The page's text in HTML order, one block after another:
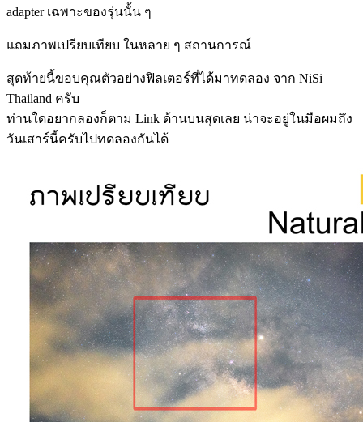
adapter เฉพาะของรุ่นนั้น ๆ
แถมภาพเปรียบเทียบ ในหลาย ๆ สถานการณ์
สุดท้ายนี้ขอบคุณตัวอย่างฟิลเตอร์ที่ได้มาทดลอง จาก NiSi
Thailand ครับ
ท่านใดอยากลองก็ตาม Link ด้านบนสุดเลย น่าจะอยู่ในมือผมถึง
วันเสาร์นี้ครับไปทดลองกันได้